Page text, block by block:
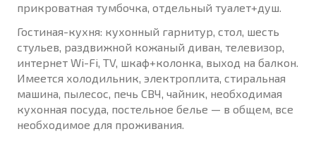
прикроватная тумбочка, отдельный туалет+душ.
Гостиная-кухня: кухонный гарнитур, стол, шесть
стульев, раздвижной кожаный диван, телевизор,
интернет Wi-Fi, TV, шкаф+колонка, выход на балкон.
Имеется холодильник, электроплита, стиральная
машина, пылесос, печь СВЧ, чайник, необходимая
кухонная посуда, постельное белье — в общем, все
необходимое для проживания.